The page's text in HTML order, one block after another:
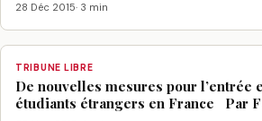
28 Déc 2015· 3 min
TRIBUNE LIBRE
De nouvelles mesures pour l’entrée
étudiants étrangers en France Par